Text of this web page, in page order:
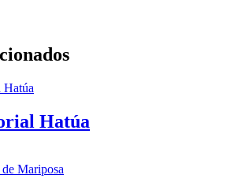
Hatúa